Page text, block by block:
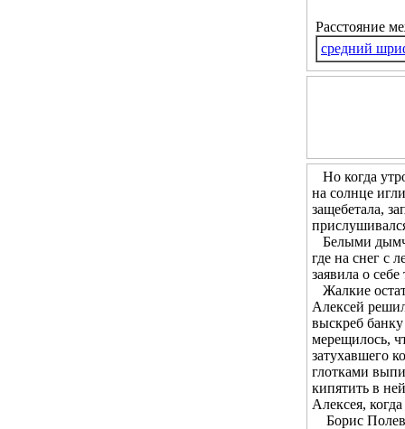
Расстояние
средний
Но когда
на солнце
защебетала,
Белыми
где на снег с
заявила о
Жалкие
Алексей
выскреб
мерещилось,
затухавшего
глотками
кипятить в
Алексея,
Борис